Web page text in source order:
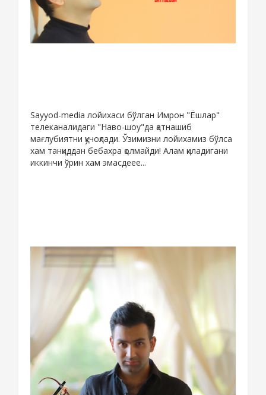
Sayyod-media лойихаси бўлган Имрон "Ёшлар"
телеканалидаги "Наво-шоу"да қатнашиб
мағлубиятни қучоқлади. Ўзимизни лойихамиз бўлса
хам танқиддан бебахра қолмайди! Алам қиладигани
иккинчи ўрин хам эмасдеее...